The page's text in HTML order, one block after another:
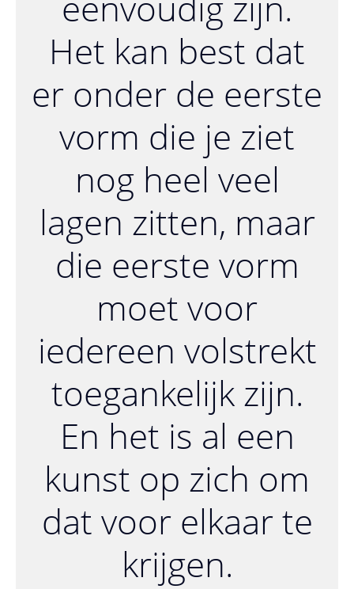
Het kan best dat
er onder de eerste
vorm die je ziet
nog heel veel
lagen zitten, maar
die eerste vorm
moet voor
iedereen volstrekt
toegankelijk zijn.
En het is al een
kunst op zich om
dat voor elkaar te
krijgen.